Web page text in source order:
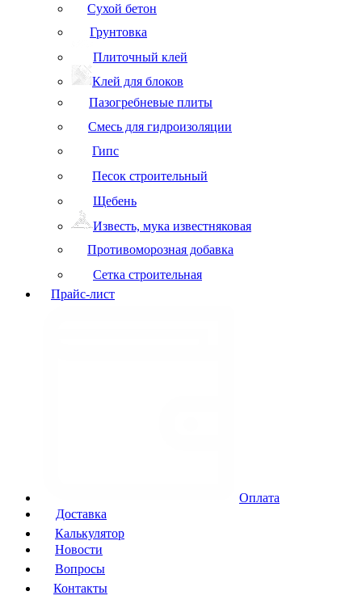
Сухой бетон
Грунтовка
Плиточный клей
Клей для блоков
Пазогребневые плиты
Смесь для гидроизоляции
Гипс
Песок строительный
Щебень
Известь, мука известняковая
Противоморозная добавка
Сетка строительная
Прайс-лист
Оплата
Доставка
Калькулятор
Новости
Вопросы
Контакты